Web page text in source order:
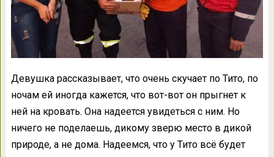
Девушка рассказывает, что очень скучает по Тито, по
ночам ей иногда кажется, что вот-вот он прыгнет к
ней на кровать. Она надеется увидеться с ним. Но
ничего не поделаешь, дикому зверю место в дикой
природе, а не дома. Надеемся, что у Тито всё будет